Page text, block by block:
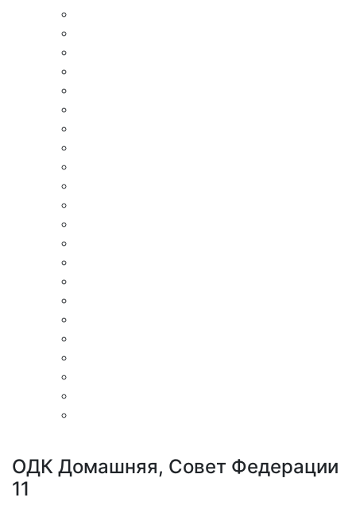
ОДК Домашняя, Совет Федерации
11